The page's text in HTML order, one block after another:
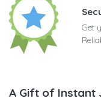
Get
A Gift of Instant